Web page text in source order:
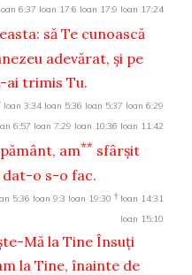
Ioan 6:37 Ioan 17:6 Ioan 17:9 Ioan 17:24
să Te cunoască
adevărat, şi pe
ai trimis Tu.
Ioan 3:34 Ioan 5:36 Ioan 5:37 Ioan 6:29
6:57 Ioan 7:29 Ioan 10:36 Ioan 11:42
am** sfârşit
o s-o fac.
5:36 Ioan 9:3 Ioan 19:30 † Ioan 14:31
Ioan 15:10
Mă la Tine Însuţi
la Tine, înainte de